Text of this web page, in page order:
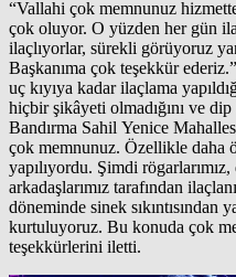
“Vallahi çok memnunuz
çok oluyor. O yüzden her gün
ilaçlıyorlar, sürekli görüyoruz
Başkanıma çok teşekkür
uç kıyıya kadar ilaçlama
hiçbir şikâyeti olmadığını ve dip
Bandırma Sahil Yenice
çok memnunuz. Özellikle daha
yapılıyordu. Şimdi
arkadaşlarımız tarafından
döneminde sinek sıkıntısından
kurtuluyoruz. Bu konuda çok
teşekkürlerini iletti.